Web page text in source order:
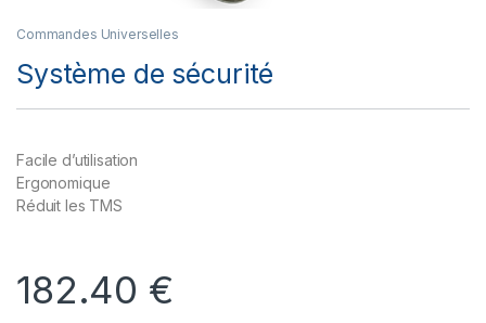
Commandes Universelles
Système de sécurité
Facile d’utilisation
Ergonomique
Réduit les TMS
182.40 €